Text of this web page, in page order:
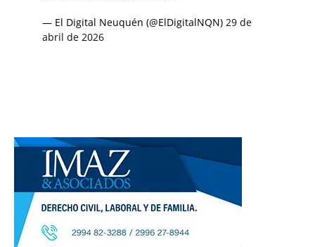
— El Digital Neuquén (@ElDigitalNQN) 29 de
abril de 2026